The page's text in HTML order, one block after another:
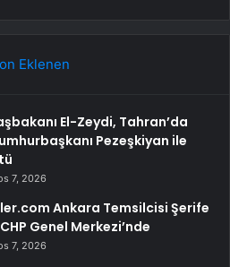
Eklenen
El-Zeydi, Tahran’da
Pezeşkiyan ile
7, 2026
Ankara Temsilcisi Şerife
Genel Merkezi’nde
7, 2026